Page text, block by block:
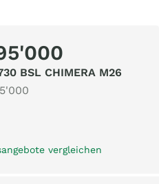
BSL CHIMERA M26
vergleichen